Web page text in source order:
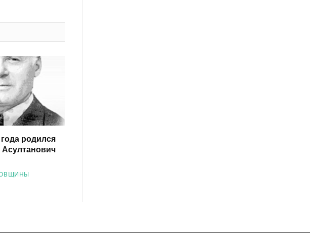
года родился
Асултанович